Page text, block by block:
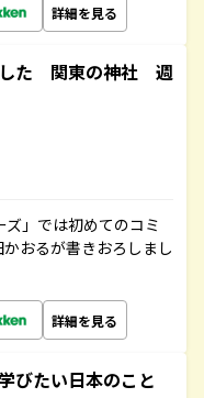
詳細を見る
した 関東の神社 週
」では初めてのコミ
おるが書きおろしまし
詳細を見る
びたい日本のこと